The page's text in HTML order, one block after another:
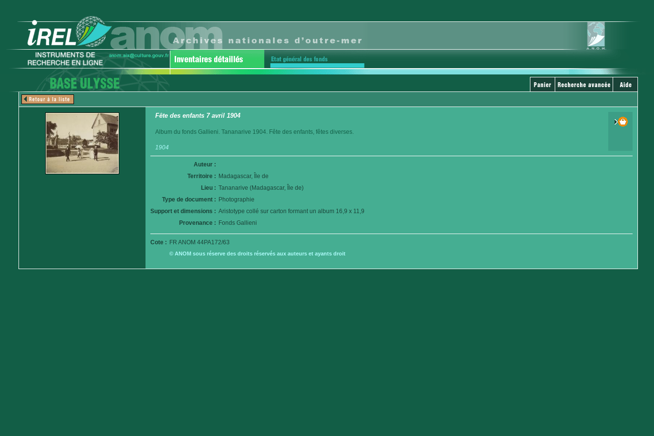
Fête des enfants 7 avril 1904
Album du fonds Gallieni. Tananarive 1904. Fête des enfants, fêtes diverses.
1904
Auteur :
Territoire : Madagascar, Île de
Lieu : Tananarive (Madagascar, Île de)
Type de document : Photographie
Support et dimensions : Aristotype collé sur carton formant un album 16,9 x 11,9
Provenance : Fonds Gallieni
Cote : FR ANOM 44PA172/63
© ANOM sous réserve des droits réservés aux auteurs et ayants droit